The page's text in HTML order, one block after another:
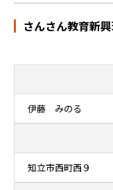
さんさん教育新
伊藤 みのる
知立市西町西９